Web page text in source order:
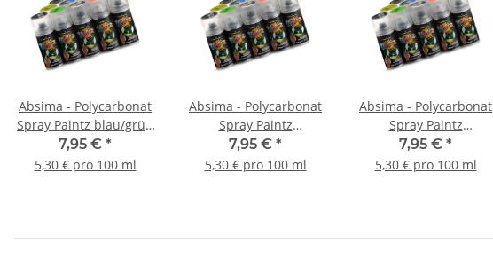
Absima - Polycarbonat
Spray Paintz blau/grün
- 150ml
7,95 € *
5,30 € pro 100 ml
Absima - Polycarbonat
Spray Paintz
fluoreszierend blau -
150ml
7,95 € *
5,30 € pro 100 ml
Absima - Polycarbonat
Spray Paintz
fluoreszierend hell rot -
150ml
7,95 € *
5,30 € pro 100 ml